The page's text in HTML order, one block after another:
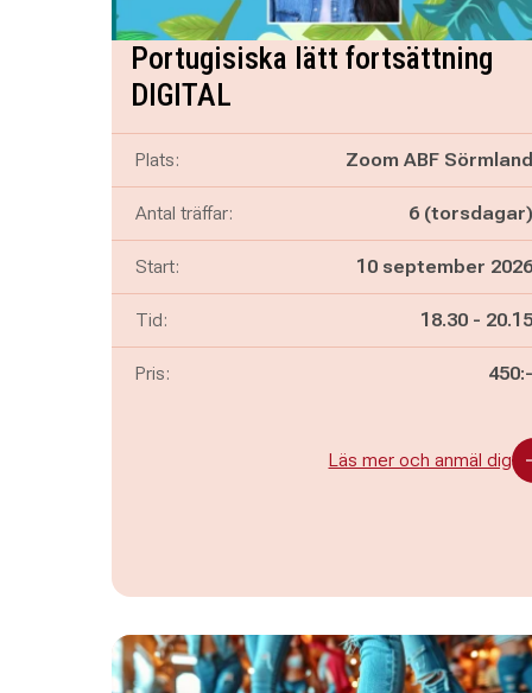
Portugisiska lätt fortsättning
DIGITAL
Plats: Zoom ABF Sörmland
Antal träffar: 6 (torsdagar)
Start: 10 september 2026
Tid: Pågår mellan
18.30 - och
20.15
Pris: 450:-
Läs mer och anmäl dig